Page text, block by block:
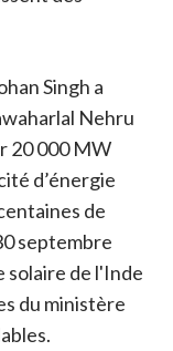
Singh a
Nehru
20 000 MW
d’énergie
de
septembre
solaire de l'Inde
du ministère